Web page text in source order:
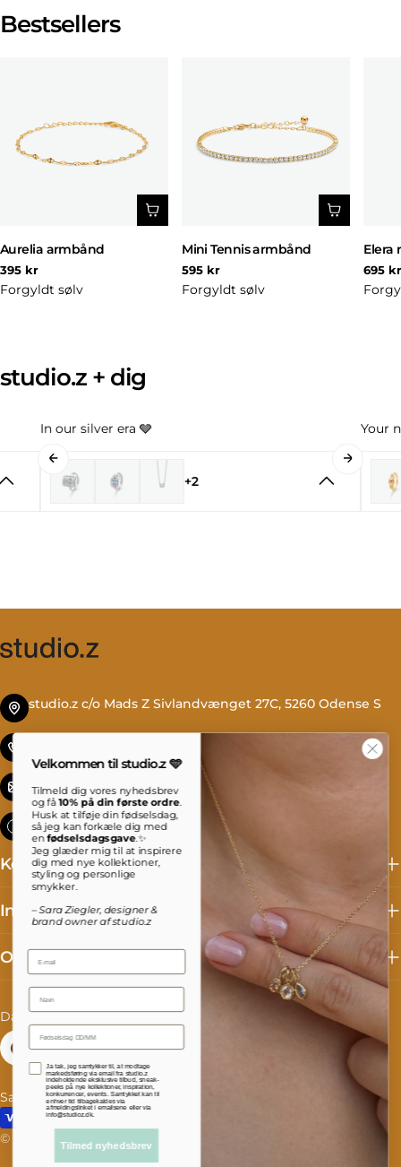
Bestsellers
Aurelia armbånd
Normal
pris
395 kr
Forgyldt sølv
Mini Tennis armbånd
Normal
pris
595 kr
Forgyldt sølv
Elera
pris
695
studio.z + dig
In our silver era 🩶
+2
Your
studio.z c/o Mads Z Sivlandvænget 27C, 5260 Odense S
info@studioz.dk
Mandag til torsdag: 8 - 16 Fredag: 8 - 15:30
Kollektioner
Information
Om studio.z
S
p
o
g
Dansk
L
a
n
d
/
Danmark (DKK kr.)
© 2026 studioz.dk Drevet af Shopify
Salgs- og leveringsbetingelser
Betalingsmetoder
Velkommen til studio.z 🩵
Tilmeld dig vores nyhedsbrev
og få10% på din første ordre.
Husk at tilføje din fødselsdag,
så jeg kan forkæle dig med
enfødselsdagsgave.✨
Jeg glæder mig til at inspirere
dig med nye kollektioner,
styling og personlige
smykker.
– Sara Ziegler, designer &
brand owner af studio.z
Email
Name
Accepterer persondatapolitik
Ja tak, jeg samtykker til, at modtage
markedsføring via email fra studio.z
indeholdende eksklusive tilbud, sneak-
peeks på nye kollektioner, inspiration,
konkurrencer, events. Samtykket kan til
enhver tid tilbagekaldes via
afmeldingslinket i emailsene eller via
info@studioz.dk.
Tilmed nyhedsbrev